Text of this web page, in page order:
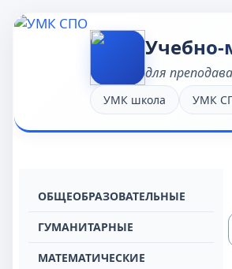
Учебно-
для
УМК школа УМК
OБЩЕОБРАЗОВАТЕЛЬНЫЕ
ГУМАНИТАРНЫЕ
МАТЕМАТИЧЕСКИЕ